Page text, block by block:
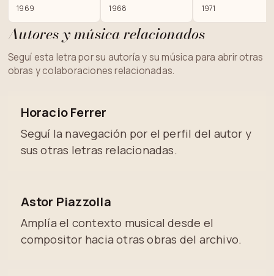
1969 1968 1971
Autores y música relacionados
Seguí esta letra por su autoría y su música para abrir otras
obras y colaboraciones relacionadas.
Horacio Ferrer
Seguí la navegación por el perfil del autor y
sus otras letras relacionadas.
Astor Piazzolla
Amplía el contexto musical desde el
compositor hacia otras obras del archivo.